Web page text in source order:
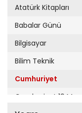
Atatürk Kitapları
Babalar Günü
Bilgisayar
Bilim Teknik
Cumhuriyet
Cumhuriyet 19 Mayıs